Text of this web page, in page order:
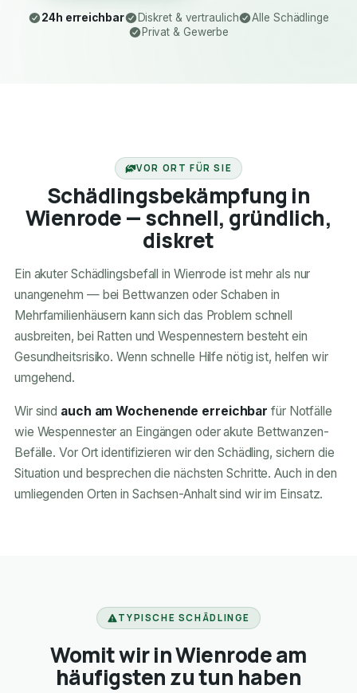
24h erreichbar Diskret & vertraulich
Alle Schädlinge
Privat & Gewerbe
VOR ORT FÜR SIE
Schädlingsbekämpfung in
Wienrode — schnell, gründlich,
diskret
Ein akuter Schädlingsbefall in Wienrode ist mehr als nur
unangenehm — bei Bettwanzen oder Schaben in
Mehrfamilienhäusern kann sich das Problem schnell
ausbreiten, bei Ratten und Wespennestern besteht ein
Gesundheitsrisiko. Wenn schnelle Hilfe nötig ist, helfen wir
umgehend.
Wir sind auch am Wochenende erreichbar für Notfälle
wie Wespennester an Eingängen oder akute Bettwanzen-
Befälle. Vor Ort identifizieren wir den Schädling, sichern die
Situation und besprechen die nächsten Schritte. Auch in den
umliegenden Orten in Sachsen-Anhalt sind wir im Einsatz.
TYPISCHE SCHÄDLINGE
Womit wir in Wienrode am
häufigsten zu tun haben